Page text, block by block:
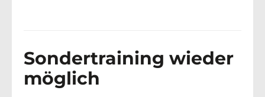
Sondertraining wieder
möglich